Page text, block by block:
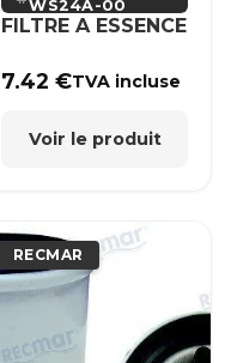
WS24A-00
FILTRE A ESSENCE
7.42€TVA incluse
Voir le produit
RECMAR